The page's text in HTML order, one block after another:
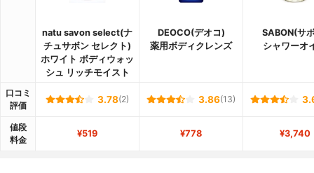
natu savon select(ナ
チュサボン セレクト)
ホワイト ボディウォッ
シュ リッチモイスト
DEOCO(デオコ)
薬用ボディクレンズ
SABON(サ
シャワーオ
口コミ
評価
3.78(2) 3.86(13)
値段
料金
¥519 ¥778 ¥3,740